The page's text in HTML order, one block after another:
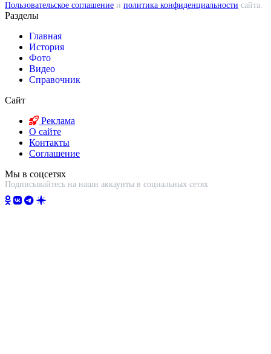
Пользовательское соглашение и политика конфиденциальности сайта.
Разделы
Главная
История
Фото
Видео
Справочник
Сайт
Реклама
О сайте
Контакты
Соглашение
Мы в соцсетях
Подписывайтесь на наши аккаунты в социальных сетях